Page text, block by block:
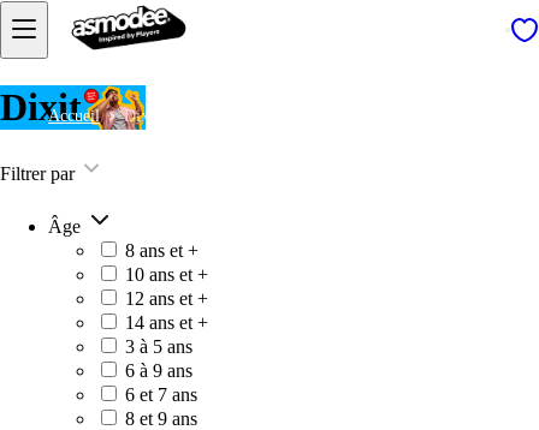
Accueil Dixit
Dixit
Filtrer par
Âge
8 ans et +
10 ans et +
12 ans et +
14 ans et +
3 à 5 ans
6 à 9 ans
6 et 7 ans
8 et 9 ans